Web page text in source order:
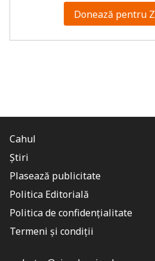
Donează pentru
Cahul
Știri
Plasează publicitate
Politica Editorială
Politica de confidențialitate
Termeni și condiții